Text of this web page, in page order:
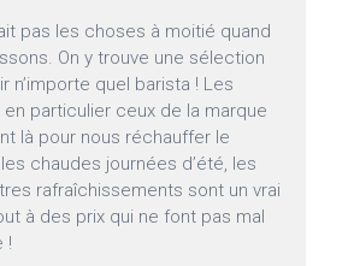
pas les choses à moitié quand
On y trouve une sélection
n’importe quel barista ! Les
particulier ceux de la marque
là pour nous réchauffer le
chaudes journées d’été, les
rafraîchissements sont un vrai
à des prix qui ne font pas mal
!